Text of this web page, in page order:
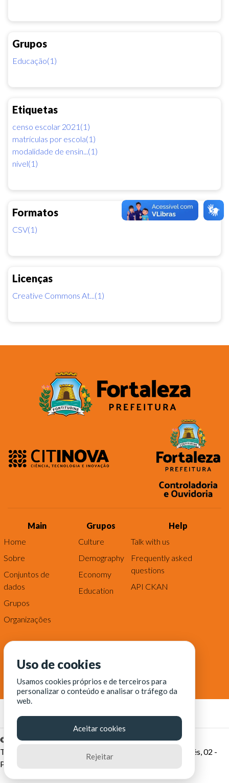
Grupos
Educação(1)
Etiquetas
censo escolar 2021(1)
matrículas por escola(1)
modalidade de ensin...(1)
nível(1)
Formatos
CSV(1)
Licenças
Creative Commons At...(1)
Main
Home
Sobre
Conjuntos de
dados
Grupos
Organizações
Grupos
Culture
Demography
Economy
Education
Help
Talk with us
Frequently asked
questions
API CKAN
© Fortaleza Digital || CITINOVA - Fundação de Ciência,
Tecnologia e Inovação de Fortaleza - Rua dos Tremembés, 02 -
Praia de Iracema - Fortaleza-CE
Uso de cookies
Usamos cookies próprios e de terceiros para
personalizar o conteúdo e analisar o tráfego da
web.
Aceitar cookies
Rejeitar